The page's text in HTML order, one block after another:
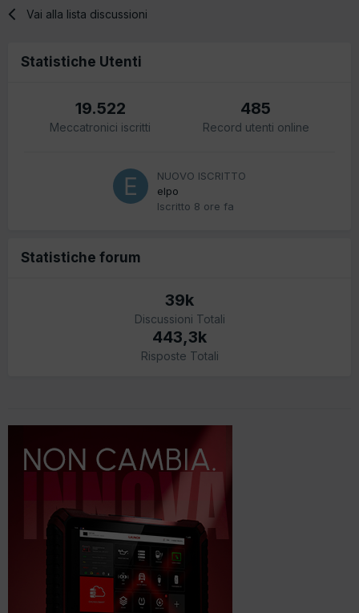
Vai alla lista discussioni
Statistiche Utenti
19.522
Meccatronici iscritti
485
Record utenti online
NUOVO ISCRITTO
elpo
Iscritto 8 ore fa
Statistiche forum
39k
Discussioni Totali
443,3k
Risposte Totali